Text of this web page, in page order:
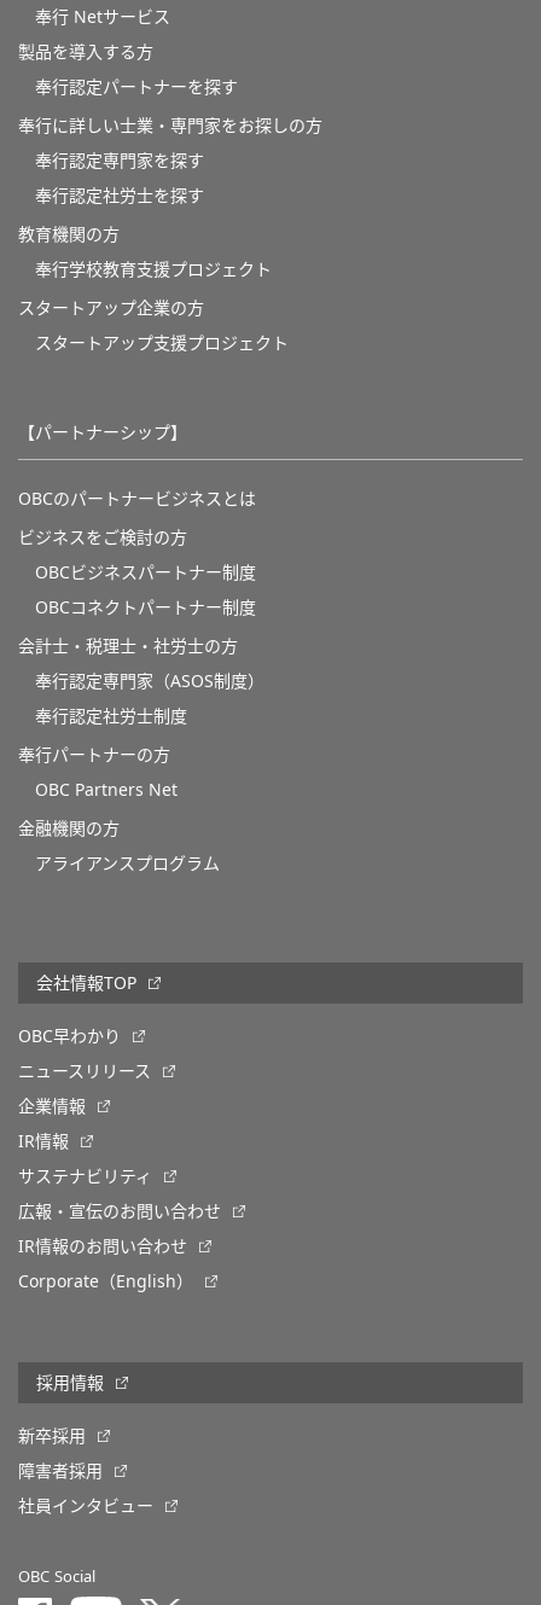
奉行 Netサービス
製品を導入する方
奉行認定パートナーを探す
奉行に詳しい士業・専門家をお探しの方
奉行認定専門家を探す
奉行認定社労士を探す
教育機関の方
奉⾏学校教育⽀援プロジェクト
スタートアップ企業の方
スタートアップ支援プロジェクト
【パートナーシップ】
OBCのパートナービジネスとは
ビジネスをご検討の方
OBCビジネスパートナー制度
OBCコネクトパートナー制度
会計士・税理士・社労士の方
奉行認定専門家（ASOS制度）
奉行認定社労士制度
奉行パートナーの方
OBC Partners Net
金融機関の方
アライアンスプログラム
会社情報TOP
OBC早わかり
ニュースリリース
企業情報
IR情報
サステナビリティ
広報・宣伝のお問い合わせ
IR情報のお問い合わせ
Corporate（English）
採用情報
新卒採用
障害者採用
社員インタビュー
OBC Social